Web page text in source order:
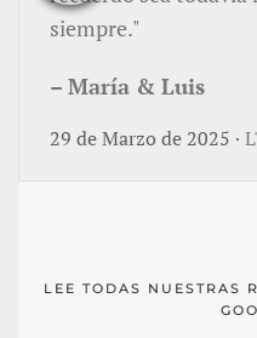
siempre."
– María & Luis
29 de Marzo de 2025 ·
LEE TODAS NUESTRAS